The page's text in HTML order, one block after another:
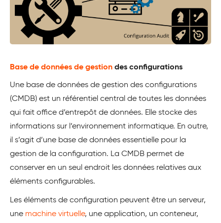
Base de données de gestion des configurations
Une base de données de gestion des configurations
(CMDB) est un référentiel central de toutes les données
qui fait office d’entrepôt de données. Elle stocke des
informations sur l’environnement informatique. En outre,
il s’agit d’une base de données essentielle pour la
gestion de la configuration. La CMDB permet de
conserver en un seul endroit les données relatives aux
éléments configurables.
Les éléments de configuration peuvent être un serveur,
une machine virtuelle, une application, un conteneur,